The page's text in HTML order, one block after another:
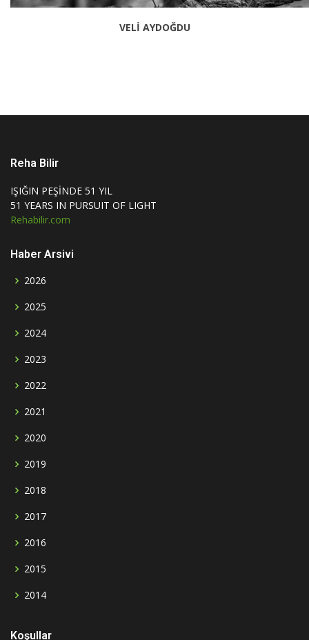
VELİ AYDOĞDU
Reha Bilir
IŞIĞIN PEŞİNDE 51 YIL
51 YEARS IN PURSUIT OF LIGHT
Rehabilir.com
Haber Arsivi
2026
2025
2024
2023
2022
2021
2020
2019
2018
2017
2016
2015
2014
Koşullar